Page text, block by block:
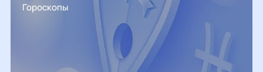
Гороскопы